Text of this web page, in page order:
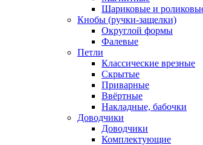
Шариковые и
Кнобы (ручки-защелки)
Округлой формы
Фалевые
Петли
Классические врезные
Скрытые
Приварные
Ввёртные
Накладные, бабочки
Доводчики
Доводчики
Комплектующие